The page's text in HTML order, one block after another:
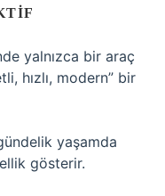
yalnızca bir araç
hızlı, modern” bir
yaşamda
gösterir.